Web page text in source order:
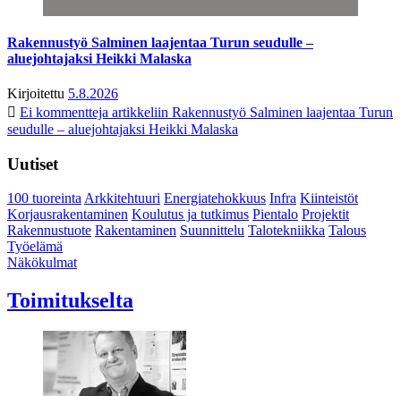
Rakennustyö Salminen laajentaa Turun seudulle –
aluejohtajaksi Heikki Malaska
Kirjoitettu 5.8.2026
Ei kommentteja artikkeliin Rakennustyö Salminen laajentaa Turun
seudulle – aluejohtajaksi Heikki Malaska
Uutiset
100 tuoreintaArkkitehtuuri Energiatehokkuus Infra Kiinteistöt
Korjausrakentaminen Koulutus ja tutkimus Pientalo Projektit
Rakennustuote Rakentaminen Suunnittelu Talotekniikka Talous
Työelämä
Näkökulmat
Toimitukselta